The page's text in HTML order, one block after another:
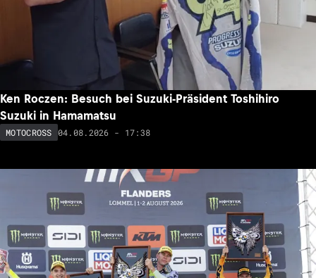
Ken Roczen: Besuch bei Suzuki-Präsident Toshihiro
Suzuki in Hamamatsu
MOTOCROSS 04.08.2026 - 17:38